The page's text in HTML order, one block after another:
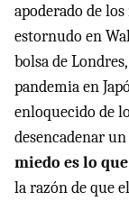
apoderado de
estornudo en
bolsa de
pandemia en
enloquecido de
desencadenar
miedo es lo
la razón de que